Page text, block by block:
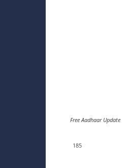
Free Aadhaar Update
185